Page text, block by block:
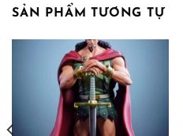
SẢN PHẨM TƯƠNG TỰ